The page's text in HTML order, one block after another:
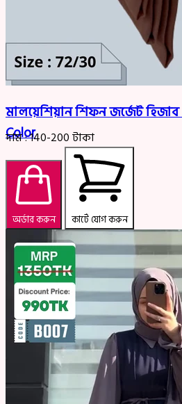
মালয়েশিয়ান শিফন জর্জেট
Color
দাম :140-200টাকা
অর্ডার করুন কার্টে যোগ করুন